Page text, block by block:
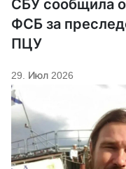
СБУ сообщила
ФСБ за
ПЦУ
29. Июл 2026